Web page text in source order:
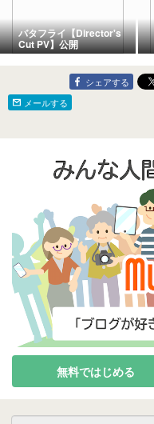
バタフライ【Director's
Cut PV】公開
シェアする
メールする
無料ではじめる